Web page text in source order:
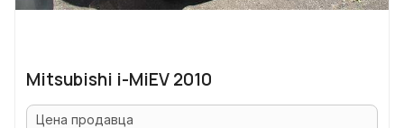
Mitsubishi i-MiEV 2010
Цена продавца